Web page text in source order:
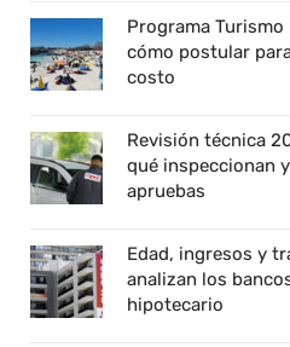
Programa
cómo postular
costo
Revisión técnica
qué inspeccionan
apruebas
Edad, ingresos y
analizan los
hipotecario